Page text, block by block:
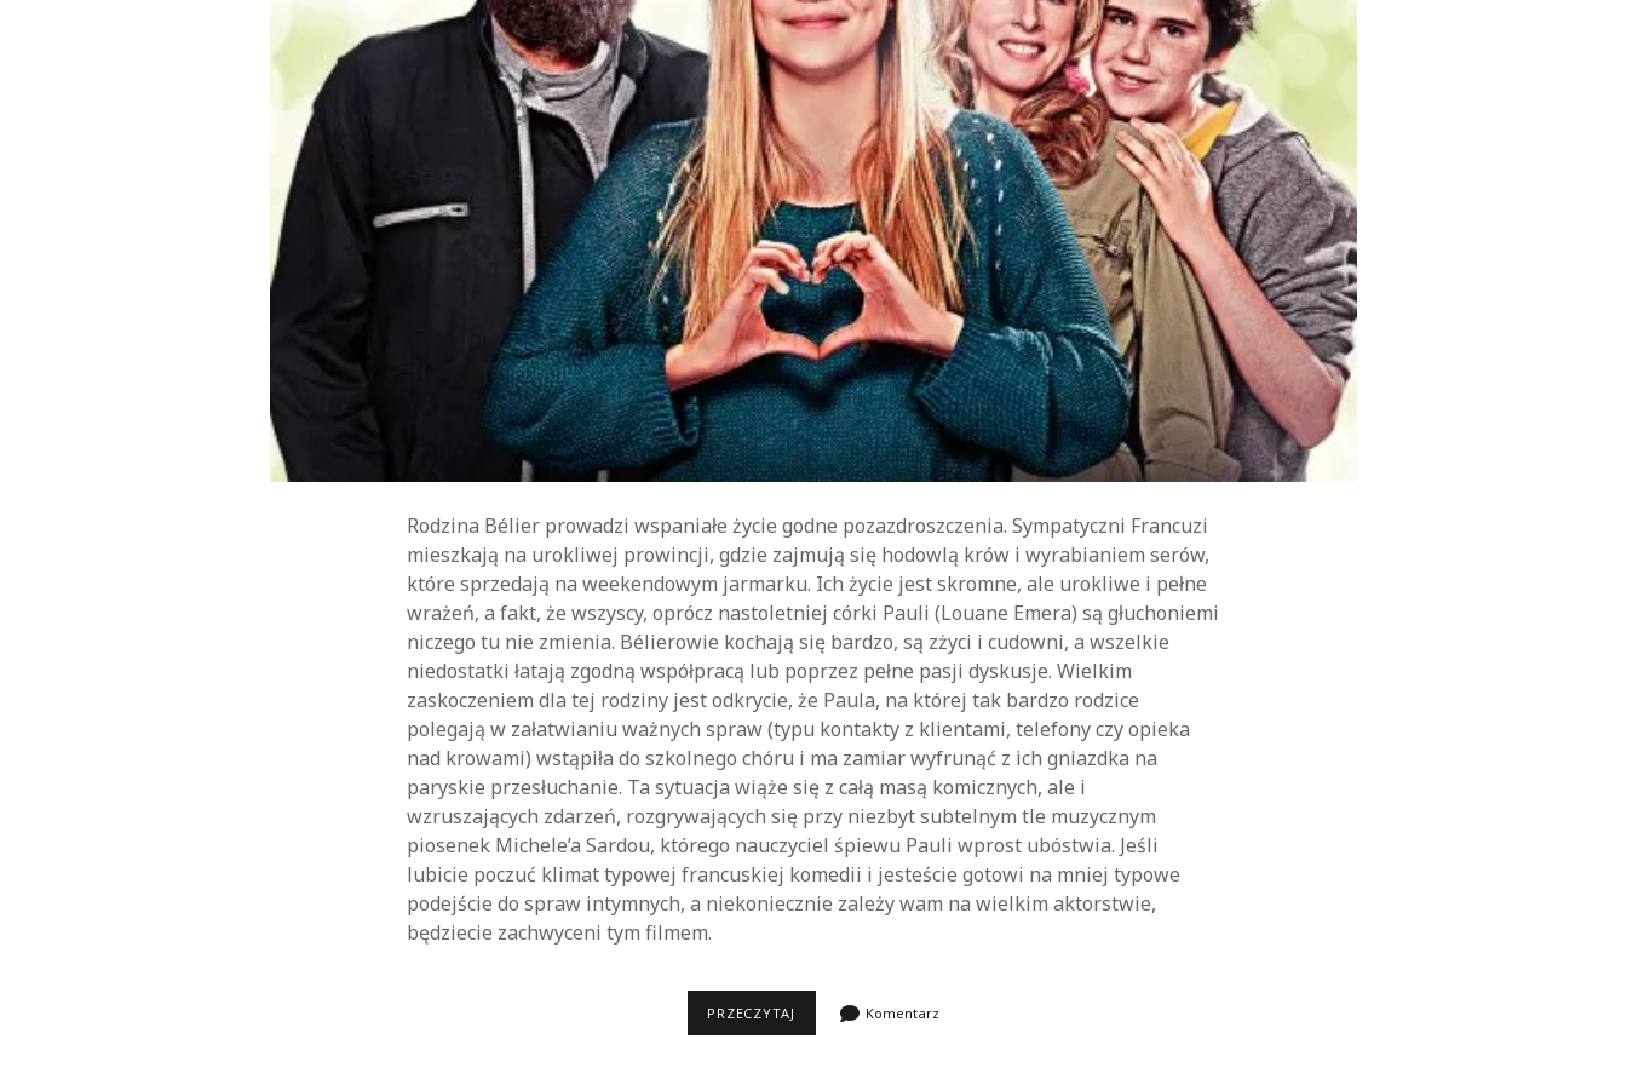
Knausgård komedie komedie romantyczne kryminał
Londyn narkotyki NetflixNowy Jork
Paryż polskie filmy PRL sci-fi science-
fictionserial BBCthriller USAWarszawa
weganizmWydawnictwo Muza
Wydawnictwo Uniwersytetu
JagiellońskiegoWydawnictwo ZnakXIX
wiekXVIII wiekXX wiek
Rodzina Bélier prowadzi wspaniałe życie godne pozazdroszczenia. Sympatyczni Francuzi
mieszkają na urokliwej prowincji, gdzie zajmują się hodowlą krów i wyrabianiem serów,
które sprzedają na weekendowym jarmarku. Ich życie jest skromne, ale urokliwe i pełne
wrażeń, a fakt, że wszyscy, oprócz nastoletniej córki Pauli (Louane Emera) są głuchoniemi
niczego tu nie zmienia. Bélierowie kochają się bardzo, są zżyci i cudowni, a wszelkie
niedostatki łatają zgodną współpracą lub poprzez pełne pasji dyskusje. Wielkim
zaskoczeniem dla tej rodziny jest odkrycie, że Paula, na której tak bardzo rodzice
polegają w załatwianiu ważnych spraw (typu kontakty z klientami, telefony czy opieka
nad krowami) wstąpiła do szkolnego chóru i ma zamiar wyfrunąć z ich gniazdka na
paryskie przesłuchanie. Ta sytuacja wiąże się z całą masą komicznych, ale i
wzruszających zdarzeń, rozgrywających się przy niezbyt subtelnym tle muzycznym
piosenek Michele’a Sardou, którego nauczyciel śpiewu Pauli wprost ubóstwia. Jeśli
lubicie poczuć klimat typowej francuskiej komedii i jesteście gotowi na mniej typowe
podejście do spraw intymnych, a niekoniecznie zależy wam na wielkim aktorstwie,
będziecie zachwyceni tym filmem.
PRZECZYTAJ ROZUMIEMYKomentarz